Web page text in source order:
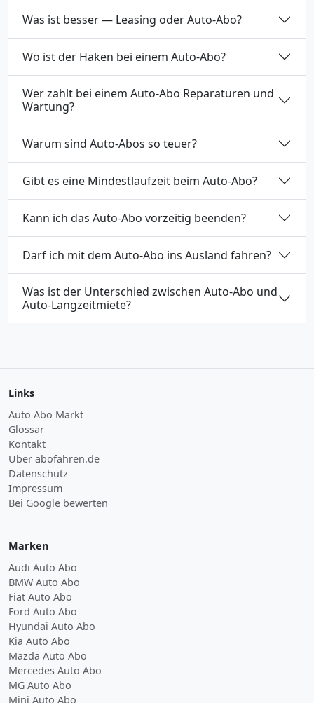
Was ist besser — Leasing oder Auto-Abo?
Wo ist der Haken bei einem Auto-Abo?
Wer zahlt bei einem Auto-Abo Reparaturen und
Wartung?
Warum sind Auto-Abos so teuer?
Gibt es eine Mindestlaufzeit beim Auto-Abo?
Kann ich das Auto-Abo vorzeitig beenden?
Darf ich mit dem Auto-Abo ins Ausland fahren?
Was ist der Unterschied zwischen Auto-Abo und
Auto-Langzeitmiete?
Links
Auto Abo Markt
Glossar
Kontakt
Über abofahren.de
Datenschutz
Impressum
Bei Google bewerten
Marken
Audi Auto Abo
BMW Auto Abo
Fiat Auto Abo
Ford Auto Abo
Hyundai Auto Abo
Kia Auto Abo
Mazda Auto Abo
Mercedes Auto Abo
MG Auto Abo
Mini Auto Abo